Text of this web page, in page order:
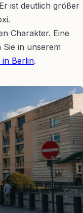
ist deutlich größer
Charakter. Eine
in unserem
in Berlin.